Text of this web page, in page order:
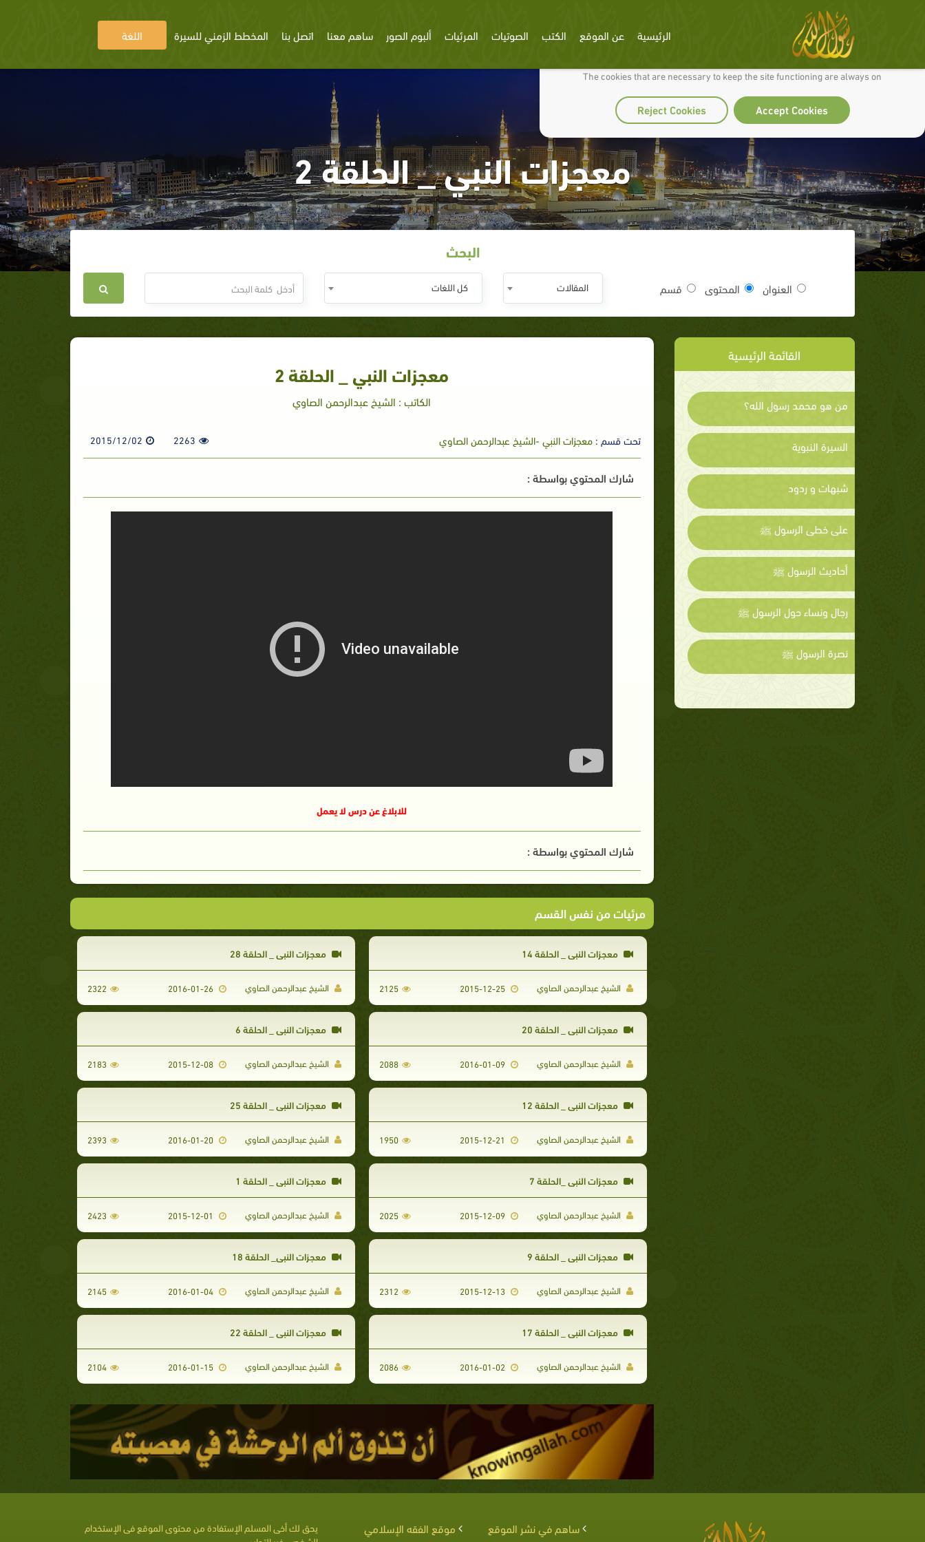
We use cookies to make our site work well for you and so we can continually improve it.
The cookies that are necessary to keep the site functioning are always on
Accept Cookies
Reject Cookies
الرئيسية عن الموقع الكتب الصوتيات المرئيات ألبوم الصور ساهم معنا اتصل بنا المخطط الزمني للسيرة اللغة
معجزات النبي _ الحلقة 2
البحث
العنوان المحتوى قسم المقالات كل اللغات
القائمة الرئيسية
من هو محمد رسول الله؟
السيرة النبوية
شبهات و ردود
على خطى الرسول ﷺ
أحاديث الرسول ﷺ
رجال ونساء حول الرسول ﷺ
نصرة الرسول ﷺ
معجزات النبي _ الحلقة 2
الكاتب : الشيخ عبدالرحمن الصاوي
تحت قسم :معجزات النبي -الشيخ عبدالرحمن الصاوي 2263
2015/12/02
شارك المحتوي بواسطة :
للابلاغ عن درس لا يعمل
شارك المحتوي بواسطة :
مرئيات من نفس القسم
معجزات النبي _ الحلقة 14
الشيخ عبدالرحمن الصاوي 2015-12-25
2125
معجزات النبي _ الحلقة 28
الشيخ عبدالرحمن الصاوي 2016-01-26
2322
معجزات النبي _ الحلقة 20
الشيخ عبدالرحمن الصاوي 2016-01-09
2088
معجزات النبي _ الحلقة 6
الشيخ عبدالرحمن الصاوي 2015-12-08
2183
معجزات النبي _ الحلقة 12
الشيخ عبدالرحمن الصاوي 1950
معجزات النبي _ الحلقة 25
الشيخ عبدالرحمن الصاوي 2016-01-20
2393
معجزات النبي _الحلقة 7
الشيخ عبدالرحمن الصاوي 2015-12-09
2025
معجزات النبي _ الحلقة 1
الشيخ عبدالرحمن الصاوي 2423
معجزات النبي _ الحلقة 9
الشيخ عبدالرحمن الصاوي 2015-12-13
2312
معجزات النبي_ الحلقة 18
الشيخ عبدالرحمن الصاوي 2016-01-04
2145
معجزات النبي _ الحلقة 17
الشيخ عبدالرحمن الصاوي 2086
معجزات النبي _ الحلقة 22
الشيخ عبدالرحمن الصاوي 2016-01-15
2104
ساهم في نشر الموقع
موقع الفقه الإسلامي
يحق لك أخى المسلم الإستفادة من محتوى الموقع فى الإستخدام